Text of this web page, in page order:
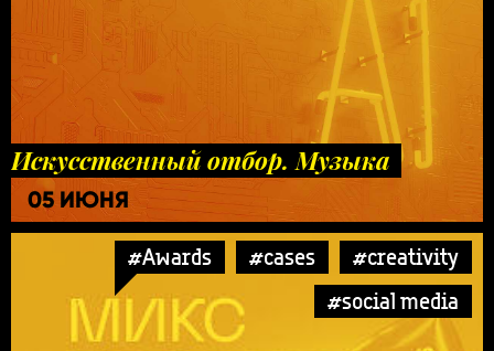
Искусственный отбор. Музыка
05 ИЮНЯ
#Awards #cases
#creativity
#social media